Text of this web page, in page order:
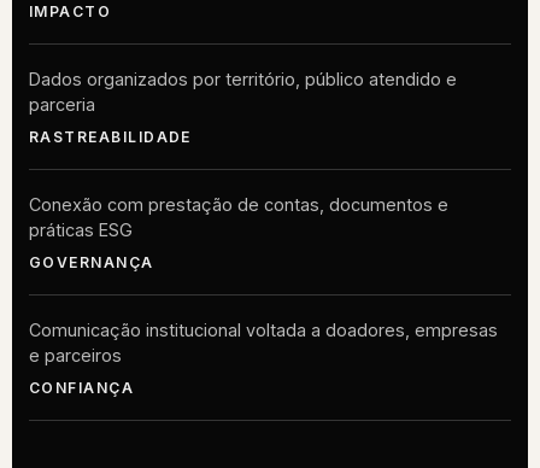
IMPACTO
Dados organizados por território, público atendido e
parceria
RASTREABILIDADE
Conexão com prestação de contas, documentos e
práticas ESG
GOVERNANÇA
Comunicação institucional voltada a doadores, empresas
e parceiros
CONFIANÇA